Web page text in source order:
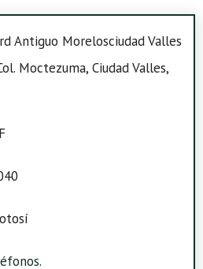
Antiguo Morelosciudad Valles
Moctezuma, Ciudad Valles,
.